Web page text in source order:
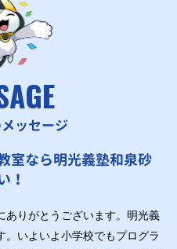
ッセージ
室なら明光義塾和泉砂
！
ありがとうございます。明光義
いよいよ小学校でもプログラ